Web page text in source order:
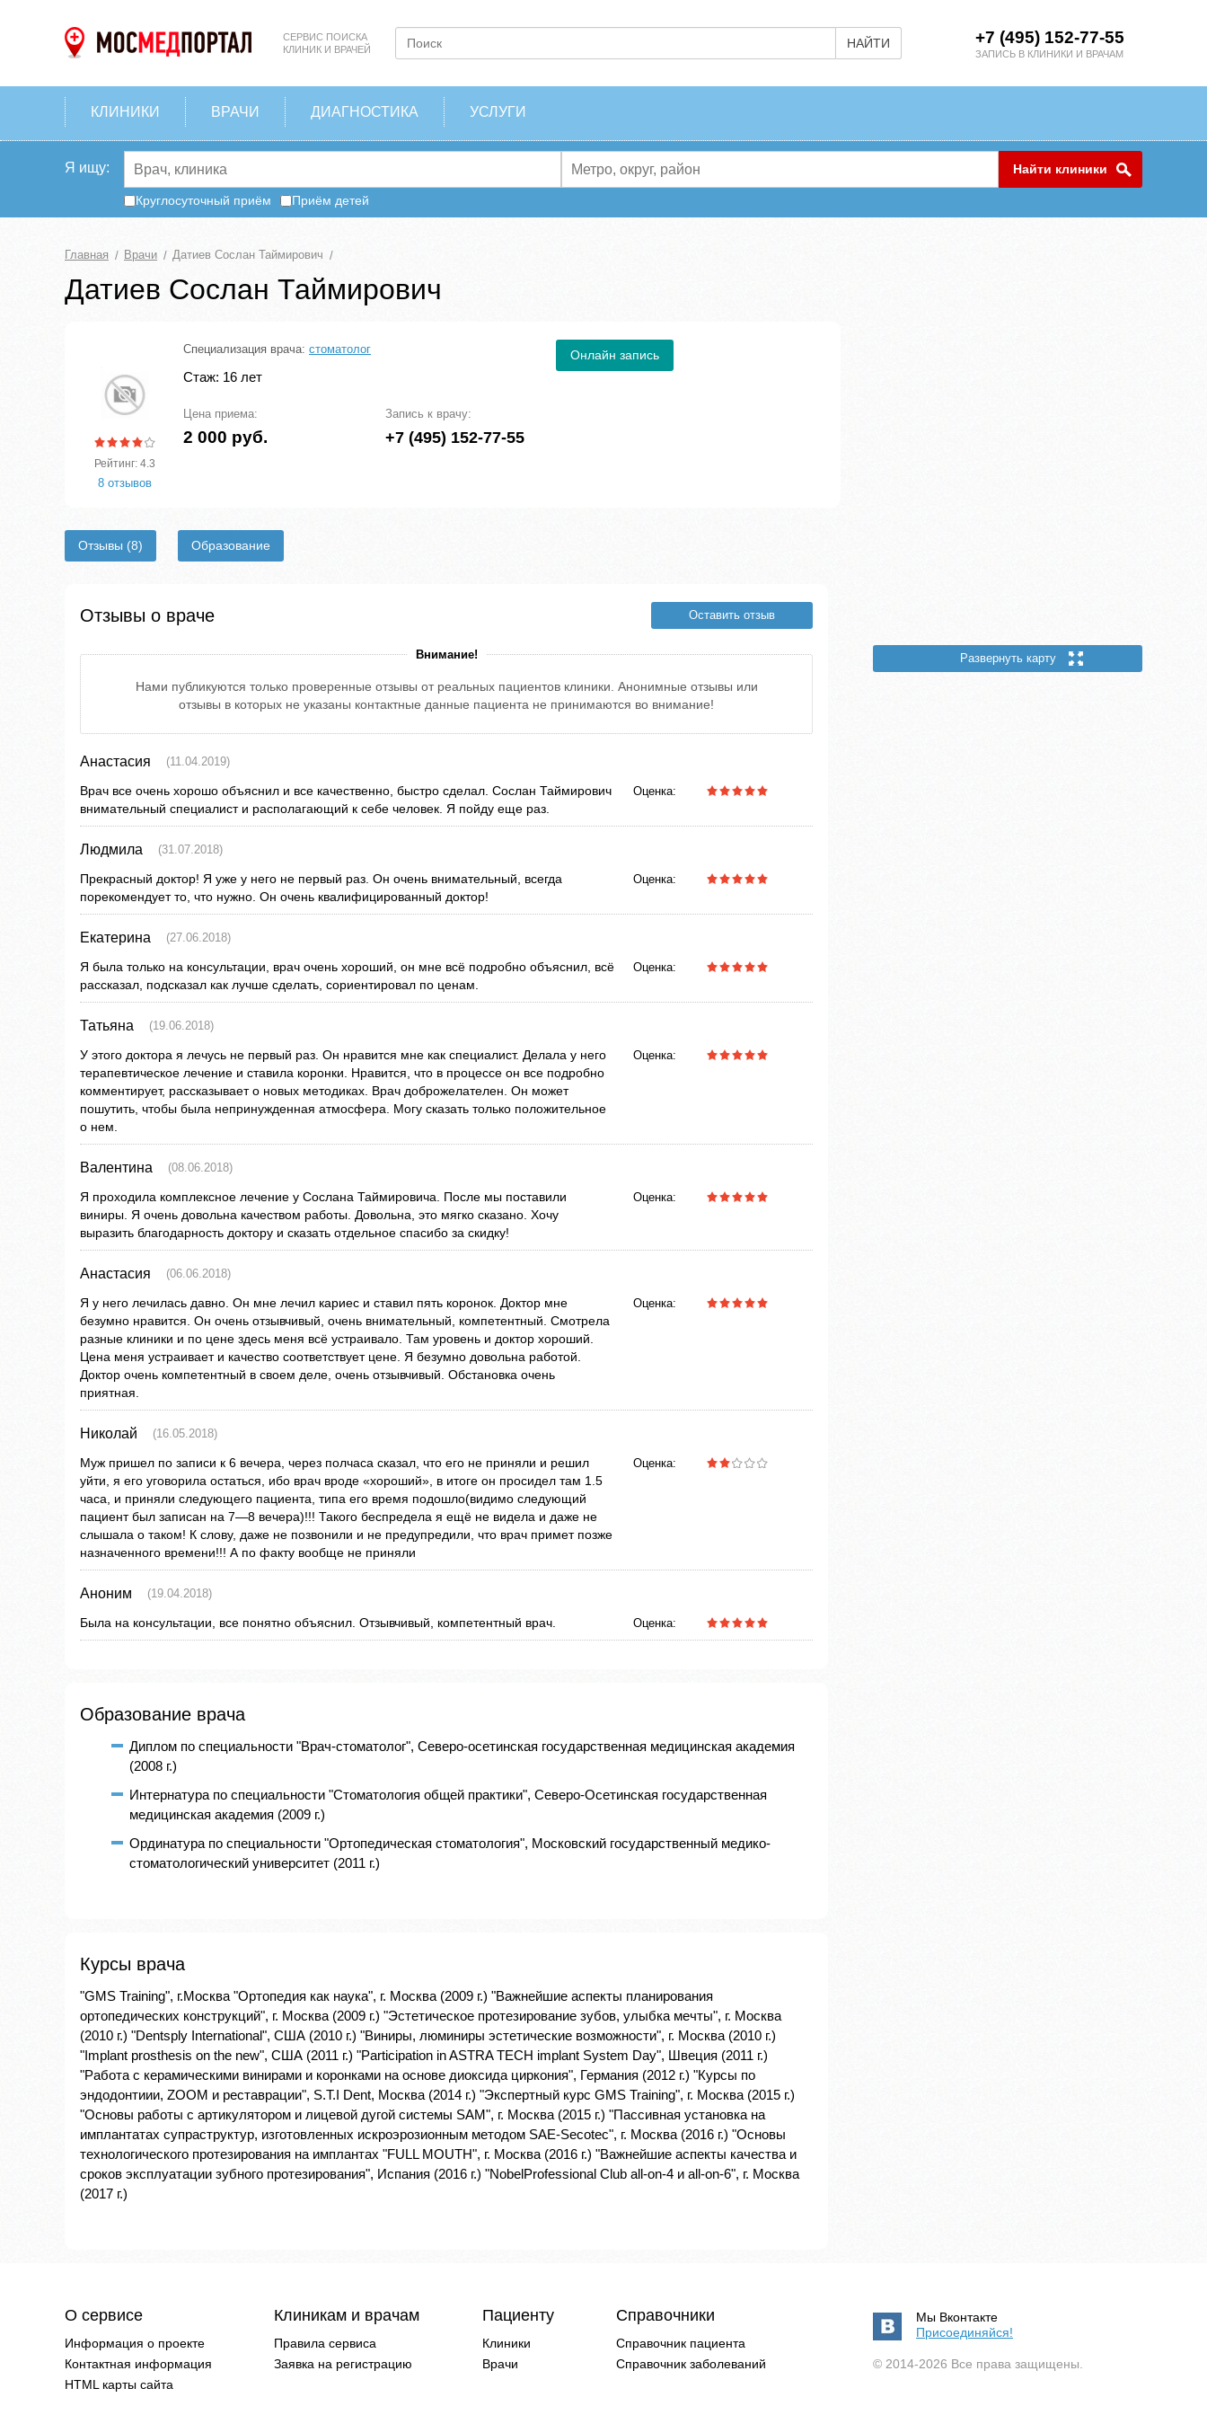
СЕРВИС ПОИСКА
КЛИНИК И ВРАЧЕЙ
НАЙТИ +7 (495) 152-77-55
ЗАПИСЬ В КЛИНИКИ И ВРАЧАМ
КЛИНИКИ ВРАЧИ ДИАГНОСТИКА УСЛУГИ
Я ищу: Найти клиники
Круглосуточный приём Приём детей
Главная Врачи Датиев Сослан Таймирович
Датиев Сослан Таймирович
Рейтинг: 4.3
8 отзывов
Специализация врача: стоматолог
Стаж: 16 лет
Цена приема:
2 000 руб.
Запись к врачу:
+7 (495) 152-77-55
Онлайн запись
Отзывы (8) Образование
Отзывы о враче Оставить отзыв
Внимание!
Нами публикуются только проверенные отзывы от реальных пациентов клиники. Анонимные отзывы или
отзывы в которых не указаны контактные данные пациента не принимаются во внимание!
Анастасия (11.04.2019)
Врач все очень хорошо объяснил и все качественно, быстро сделал. Сослан Таймирович
внимательный специалист и располагающий к себе человек. Я пойду еще раз.
Оценка:
Людмила (31.07.2018)
Прекрасный доктор! Я уже у него не первый раз. Он очень внимательный, всегда
порекомендует то, что нужно. Он очень квалифицированный доктор!
Оценка:
Екатерина (27.06.2018)
Я была только на консультации, врач очень хороший, он мне всё подробно объяснил, всё
рассказал, подсказал как лучше сделать, сориентировал по ценам.
Оценка:
Татьяна (19.06.2018)
У этого доктора я лечусь не первый раз. Он нравится мне как специалист. Делала у него
терапевтическое лечение и ставила коронки. Нравится, что в процессе он все подробно
комментирует, рассказывает о новых методиках. Врач доброжелателен. Он может
пошутить, чтобы была непринужденная атмосфера. Могу сказать только положительное
о нем.
Оценка:
Валентина (08.06.2018)
Я проходила комплексное лечение у Сослана Таймировича. После мы поставили
виниры. Я очень довольна качеством работы. Довольна, это мягко сказано. Хочу
выразить благодарность доктору и сказать отдельное спасибо за скидку!
Оценка:
Анастасия (06.06.2018)
Я у него лечилась давно. Он мне лечил кариес и ставил пять коронок. Доктор мне
безумно нравится. Он очень отзывчивый, очень внимательный, компетентный. Смотрела
разные клиники и по цене здесь меня всё устраивало. Там уровень и доктор хороший.
Цена меня устраивает и качество соответствует цене. Я безумно довольна работой.
Доктор очень компетентный в своем деле, очень отзывчивый. Обстановка очень
приятная.
Оценка:
Николай (16.05.2018)
Муж пришел по записи к 6 вечера, через полчаса сказал, что его не приняли и решил
уйти, я его уговорила остаться, ибо врач вроде «хороший», в итоге он просидел там 1.5
часа, и приняли следующего пациента, типа его время подошло(видимо следующий
пациент был записан на 7—8 вечера)!!! Такого беспредела я ещё не видела и даже не
слышала о таком! К слову, даже не позвонили и не предупредили, что врач примет позже
назначенного времени!!! А по факту вообще не приняли
Оценка:
Аноним (19.04.2018)
Была на консультации, все понятно объяснил. Отзывчивый, компетентный врач. Оценка:
Образование врача
Диплом по специальности "Врач-стоматолог", Северо-осетинская государственная медицинская академия
(2008 г.)
Интернатура по специальности "Стоматология общей практики", Северо-Осетинская государственная
медицинская академия (2009 г.)
Ординатура по специальности "Ортопедическая стоматология", Московский государственный медико-
стоматологический университет (2011 г.)
Курсы врача
"GMS Training", г.Москва "Ортопедия как наука", г. Москва (2009 г.) "Важнейшие аспекты планирования
ортопедических конструкций", г. Москва (2009 г.) "Эстетическое протезирование зубов, улыбка мечты", г. Москва
(2010 г.) "Dentsply International", США (2010 г.) "Виниры, люминиры эстетические возможности", г. Москва (2010 г.)
"Implant prosthesis on the new", США (2011 г.) "Participation in ASTRA TECH implant System Day", Швеция (2011 г.)
"Работа с керамическими винирами и коронками на основе диоксида циркония", Германия (2012 г.) "Курсы по
эндодонтиии, ZOOM и реставрации", S.T.I Dent, Москва (2014 г.) "Экспертный курс GMS Training", г. Москва (2015 г.)
"Основы работы с артикулятором и лицевой дугой системы SAM", г. Москва (2015 г.) "Пассивная установка на
имплантатах супраструктур, изготовленных искроэрозионным методом SAE-Secotec", г. Москва (2016 г.) "Основы
технологического протезирования на имплантах "FULL MOUTH", г. Москва (2016 г.) "Важнейшие аспекты качества и
сроков эксплуатации зубного протезирования", Испания (2016 г.) "NobelProfessional Club all-on-4 и all-on-6", г. Москва
(2017 г.)
Развернуть карту
О сервисе
Информация о проекте
Контактная информация
HTML карты сайта
Клиникам и врачам
Правила сервиса
Заявка на регистрацию
Пациенту
Клиники
Врачи
Справочники
Справочник пациента
Справочник заболеваний
Мы Вконтакте
Присоединяйся!
© 2014-2026 Все права защищены.